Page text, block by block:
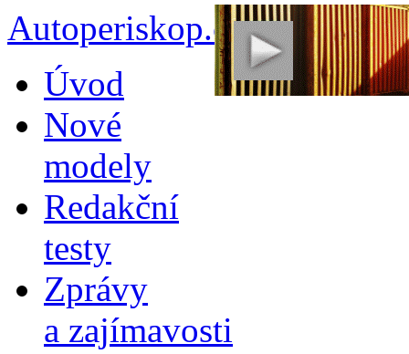
Autoperiskop.cz –
obsahu
webu
Úvod
Nové
modely
Redakční
testy
Zprávy
a zajímavosti